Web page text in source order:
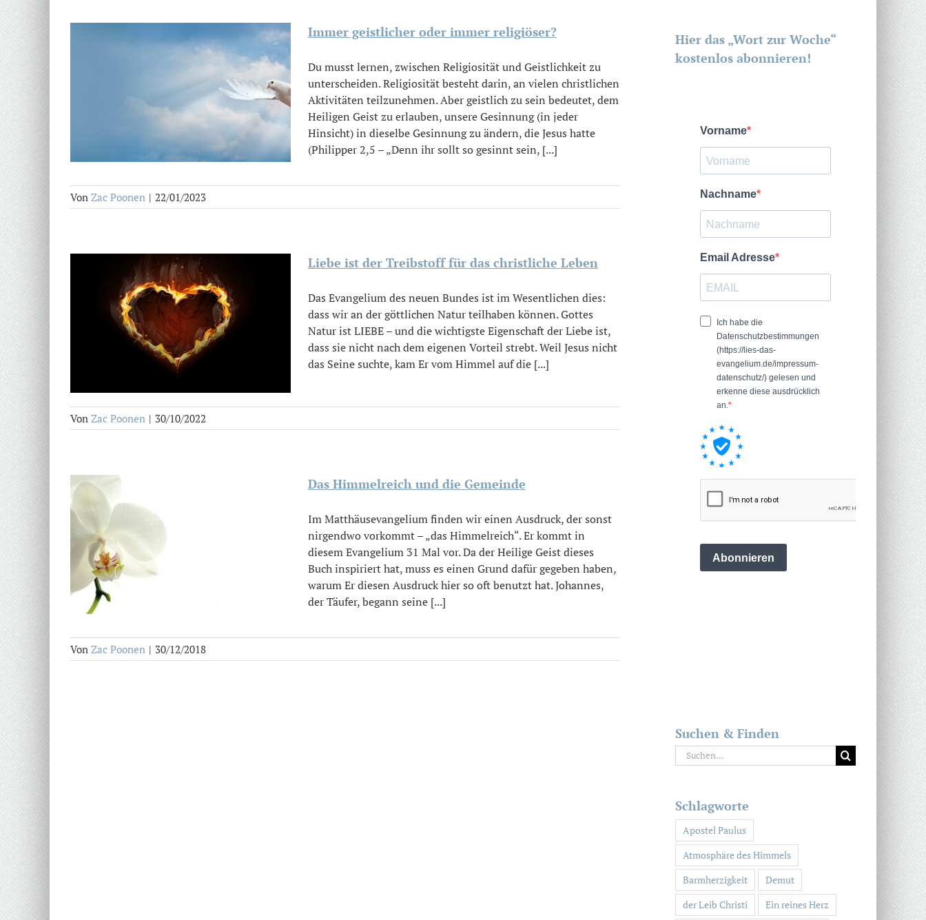
Immer geistlicher oder immer religiöser?
Du musst lernen, zwischen Religiosität und Geistlichkeit zu
unterscheiden. Religiosität besteht darin, an vielen christlichen
Aktivitäten teilzunehmen. Aber geistlich zu sein bedeutet, dem
Heiligen Geist zu erlauben, unsere Gesinnung (in jeder
Hinsicht) in dieselbe Gesinnung zu ändern, die Jesus hatte
(Philipper 2,5 – „Denn ihr sollt so gesinnt sein, [...]
Von Zac Poonen | 22/01/2023
Liebe ist der Treibstoff für das christliche Leben
Das Evangelium des neuen Bundes ist im Wesentlichen dies:
dass wir an der göttlichen Natur teilhaben können. Gottes
Natur ist LIEBE – und die wichtigste Eigenschaft der Liebe ist,
dass sie nicht nach dem eigenen Vorteil strebt. Weil Jesus nicht
das Seine suchte, kam Er vom Himmel auf die [...]
Von Zac Poonen | 30/10/2022
Das Himmelreich und die Gemeinde
Im Matthäusevangelium finden wir einen Ausdruck, der sonst
nirgendwo vorkommt – „das Himmelreich“. Er kommt in
diesem Evangelium 31 Mal vor. Da der Heilige Geist dieses
Buch inspiriert hat, muss es einen Grund dafür gegeben haben,
warum Er diesen Ausdruck hier so oft benutzt hat. Johannes,
der Täufer, begann seine [...]
Von Zac Poonen | 30/12/2018
Hier das „Wort zur Woche“
kostenlos abonnieren!
Suchen & Finden
Suche
nach:
Schlagworte
Apostel Paulus
Atmosphäre des Himmels
Barmherzigkeit
Demut
der Leib Christi
Ein reines Herz